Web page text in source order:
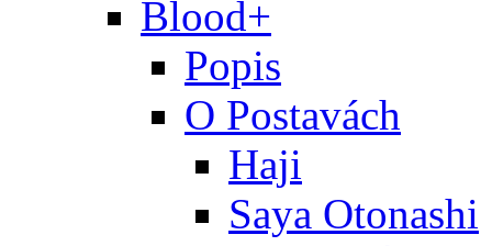
Blood+
Popis
O Postavách
Haji
Saya Otonashi